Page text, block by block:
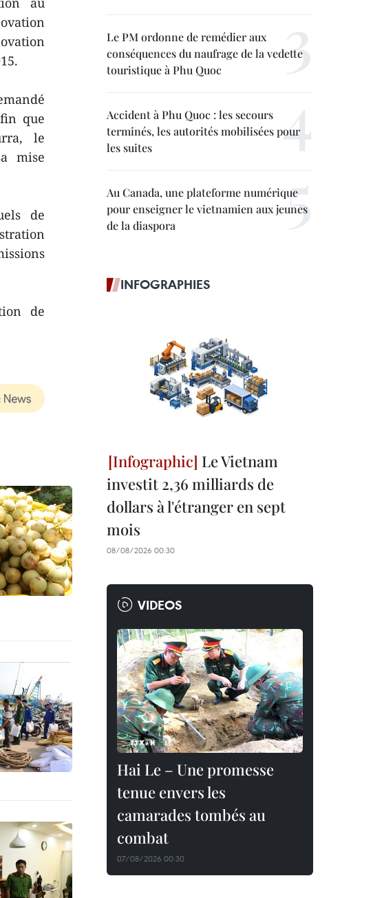
que
le
mise
de
de
Le PM ordonne de remédier aux
conséquences du naufrage de la vedette
touristique à Phu Quoc
Accident à Phu Quoc : les secours
terminés, les autorités mobilisées pour
les suites
Au Canada, une plateforme numérique
pour enseigner le vietnamien aux jeunes
de la diaspora
INFOGRAPHIES
Le Vietnam
investit 2,36 milliards de
dollars à l'étranger en sept
mois
08/08/2026 00:30
VIDEOS
Hai Le – Une promesse
tenue envers les
camarades tombés au
combat
07/08/2026 00:30